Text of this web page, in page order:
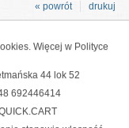
drukuj
« powrót
Więcej w Polityce
44 lok 52
692446414